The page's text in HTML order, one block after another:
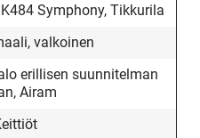
Symphony, Tikkurila
valkoinen
erillisen suunnitelman
Airam